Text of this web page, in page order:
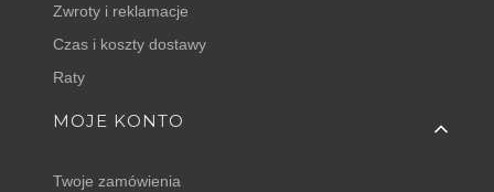
Zwroty i reklamacje
Czas i koszty dostawy
Raty
MOJE KONTO
Twoje zamówienia